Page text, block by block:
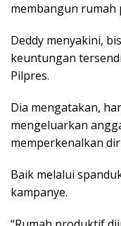
membangun
Deddy menyakini,
keuntungan
Pilpres.
Dia mengatakan,
mengeluarkan
memperkenalkan
Baik melalui
kampanye.